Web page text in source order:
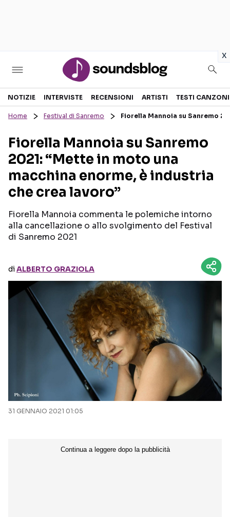
x
Sezioni
RECENSIONI MUSICALI
INTERVISTE
GOSSIP E CURIOSITÀ
TESTI CANZONI
TOUR ED EVENTI
TALENT SHOW
NOTIZIE INTERVISTE RECENSIONI ARTISTI TESTI CANZONI
Home Festival di Sanremo Fiorella Mannoia su Sanremo
Fiorella Mannoia su Sanremo
2021: “Mette in moto una
macchina enorme, è industria
che crea lavoro”
Fiorella Mannoia commenta le polemiche intorno
alla cancellazione o allo svolgimento del Festival
di Sanremo 2021
diALBERTO GRAZIOLA
31 GENNAIO 2021 01:05